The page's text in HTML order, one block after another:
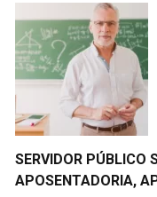
SERVIDOR PÚBLICO
APOSENTADORIA,